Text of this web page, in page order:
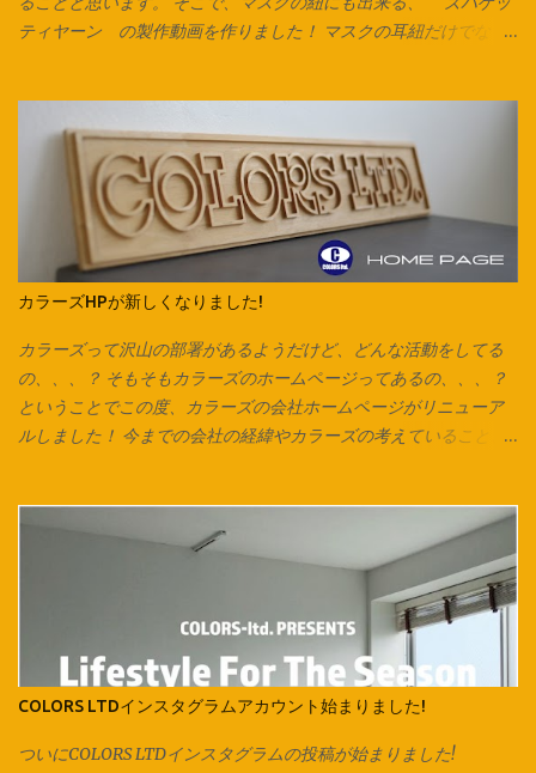
ティヤーン の製作動画を作りました！ マスクの耳紐だけでな
うにそのまま裁断できます。 脇で縫い合わせてあるTシャツ、カッ
トソーで作る場合は縫い合わせ箇所を切り落としてから始めま
す。 カットソーを横にして、下の画像の方向でハサミを入れてい
きます。 ※向きを間違えると伸縮が弱くなるのでご注意ください。
今回はマスク紐なので1cmほどの幅で裁断していますが、 市販の
ズパゲッティヤーンのように太めの紐にしたいときは2cm～2.5cm
輪で切り出した紐を2箇所で切り、 2本のひもにしています。 長い
ズパゲッティヤーンにする場合は1箇所だけ切り、 長い1本をつく
り、更につなげていきます。 今回は紐通しの代わりに安全ピンを
使用しています。 他にも通し穴の大きさ次第ではヘアピンやボー
は各店スタッフまで。 オリジナル商品は Instagram でもお楽
しみ頂けます。 Facebook でも商品情報を発信いたしておりま
す。 併せてお楽しみください♪ 新しくカラーズカタログが出来ま
した‼ 各店の商品はこちらからCHECK → Colors Catalog
カラーズHPが新しくなりました!
カラーズって沢山の部署があるようだけど、どんな活動をしてる
の、、、？ そもそもカラーズのホームページってあるの、、、？
ということでこの度、カラーズの会社ホームページがリニューア
ルしました！ 今までの会社の経緯やカラーズの考えていること、
は、随時更新されていきますので、チェックしてみてください♪
様々な事が急速に変化していくこんな時代だからこそ、 継続的に
カラーズとしての思いや熱量を伝える事を もっと大切にしていき
たいと思っています。 会社としての動きをホームページ上でも感
じてもらうことで、 今まで以上にどんどん輪が拡がっていくよう
な、 そんなきっかけのひとつになることを願って。 「絵は、口ほ
どにものをいう」をコンセプトにした社長のブログも、 今までに
ーツや、 デザインに込められた想いなども綴られています。 詳し
COLORS LTDインスタグラムアカウント始まりました!
ついにCOLORS LTDインスタグラムの投稿が始まりました!